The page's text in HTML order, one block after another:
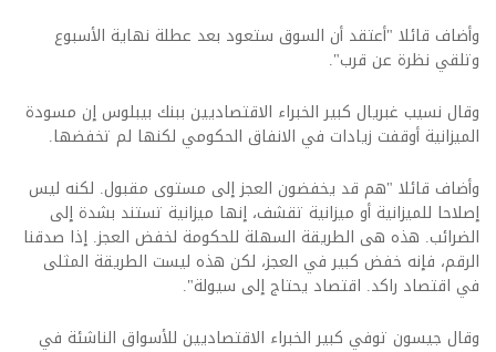
وأضاف قائلا "أعتقد أن السوق ستعود بعد عطلة نهاية الأسبوع
وتلقي نظرة عن قرب".
وقال نسيب غبريال كبير الخبراء الاقتصاديين ببنك بيبلوس إن مسودة
الميزانية أوقفت زيادات في الانفاق الحكومي لكنها لم تخفضها.
وأضاف قائلا "هم قد يخفضون العجز إلى مستوى مقبول. لكنه ليس
إصلاحا للميزانية أو ميزانية تقشف، إنها ميزانية تستند بشدة إلى
الضرائب. هذه هى الطريقة السهلة للحكومة لخفض العجز. إذا صدقنا
الرقم، فإنه خفض كبير في العجز، لكن هذه ليست الطريقة المثلى
في اقتصاد راكد. اقتصاد يحتاج إلى سيولة".
وقال جيسون توفي كبير الخبراء الاقتصاديين للأسواق الناشئة في